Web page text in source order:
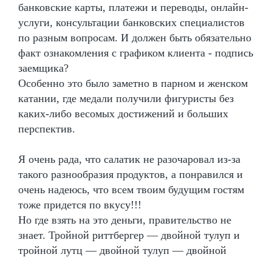
банковские карты, платежи и переводы, онлайн-
услуги, консультации банковских специалистов
по разным вопросам. И должен быть обязательно
факт ознакомления с графиком клиента - подпись
заемщика?
Особенно это было заметно в парном и женском
катании, где медали получили фигуристы без
каких-либо весомых достижений и больших
перспектив.
Я очень рада, что салатик не разочаровал из-за
такого разнообразия продуктов, а понравился и
очень надеюсь, что всем твоим будущим гостям
тоже придется по вкусу!!!
Но где взять на это деньги, правительство не
знает. Тройной риттбергер — двойной тулуп и
тройной лутц — двойной тулуп — двойной